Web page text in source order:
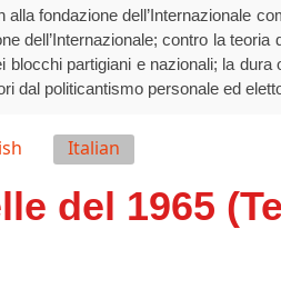
alla fondazione dell’Internazionale
dell’Internazionale; contro la
partigiani e nazionali; la dura
dal politicantismo personale ed
Italian
del 1965